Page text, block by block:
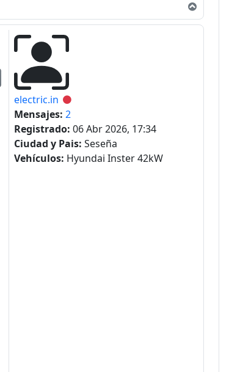
electric.in Desconectado
Mensajes: 2
Registrado: 06 Abr 2026, 17:34
Ciudad y Pais: Seseña
Vehículos: Hyundai Inster 42kW
Citar